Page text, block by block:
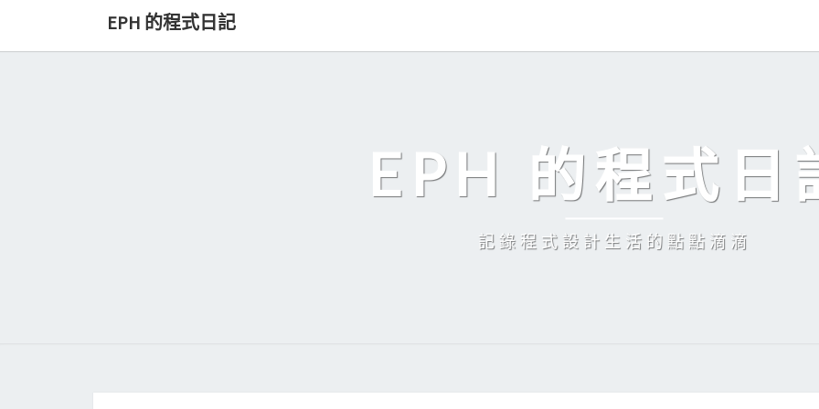
EPH 的程式日記
EPH 的程式日
記錄程式設計生活的點點滴滴